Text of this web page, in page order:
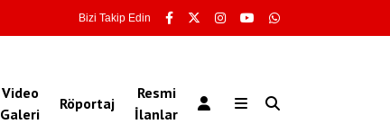
Bizi Takip Edin
Video
Galeri
Röportaj
Resmi
İlanlar